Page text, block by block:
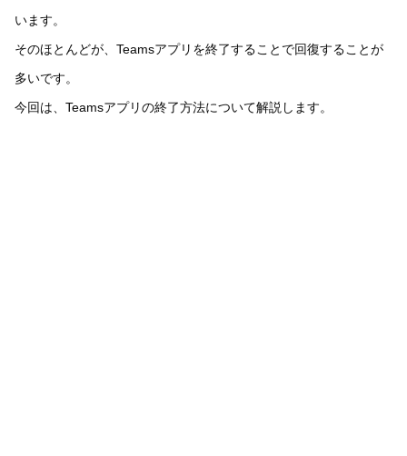
います。
そのほとんどが、Teamsアプリを終了することで回復することが
多いです。
今回は、Teamsアプリの終了方法について解説します。